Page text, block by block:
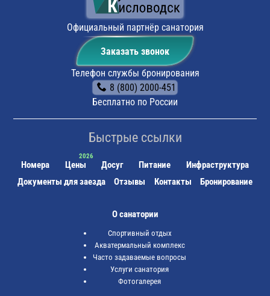
Официальный партнёр санатория
Заказать звонок
Телефон службы бронирования
8 (800) 2000-451
Бесплатно по России
Быстрые ссылки
Номера Цены Досуг Питание
Инфраструктура
Документы для заезда
Отзывы Контакты Бронирование
О санатории
Спортивный отдых
Акватермальный комплекс
Часто задаваемые вопросы
Услуги санатория
Фотогалерея